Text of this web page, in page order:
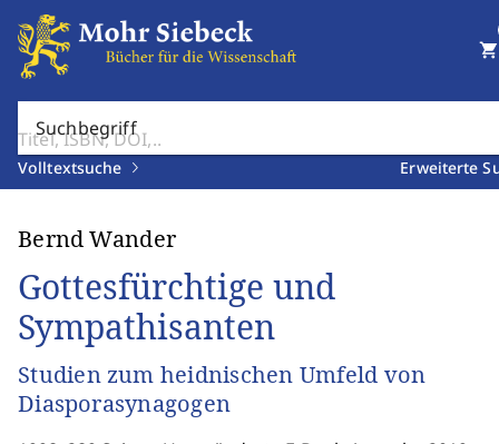
Suchbegriff
Volltextsuche Erweiterte
shopping_cart
Bernd Wander
Gottesfürchtige und
Sympathisanten
Studien zum heidnischen Umfeld von
Diasporasynagogen